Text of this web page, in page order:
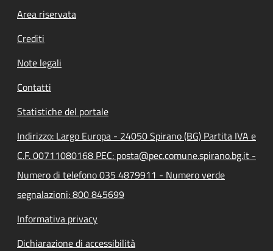
Footer menu
Area riservata
Crediti
Note legali
Contatti
Statistiche del portale
Indirizzo: Largo Europa - 24050 Spirano (BG) Partita IVA e
C.F. 00711080168 PEC: posta@pec.comune.spirano.bg.it -
Numero di telefono 035 4879911 - Numero verde
segnalazioni: 800 845699
Informativa privacy
Dichiarazione di accessibilità